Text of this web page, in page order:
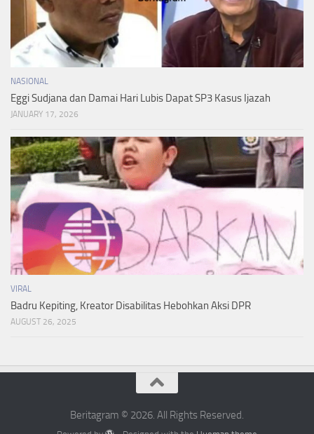
NASIONAL
Eggi Sudjana dan Damai Hari Lubis Dapat SP3 Kasus Ijazah
JANUARY 17, 2026
VIRAL
Badru Kepiting, Kreator Disabilitas Hebohkan Aksi DPR
AUGUST 26, 2025
Beritagram © 2026. All Rights Reserved.